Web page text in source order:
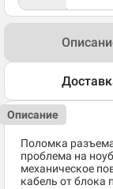
Описание
Поломка
проблема на
механическое
кабель от блока